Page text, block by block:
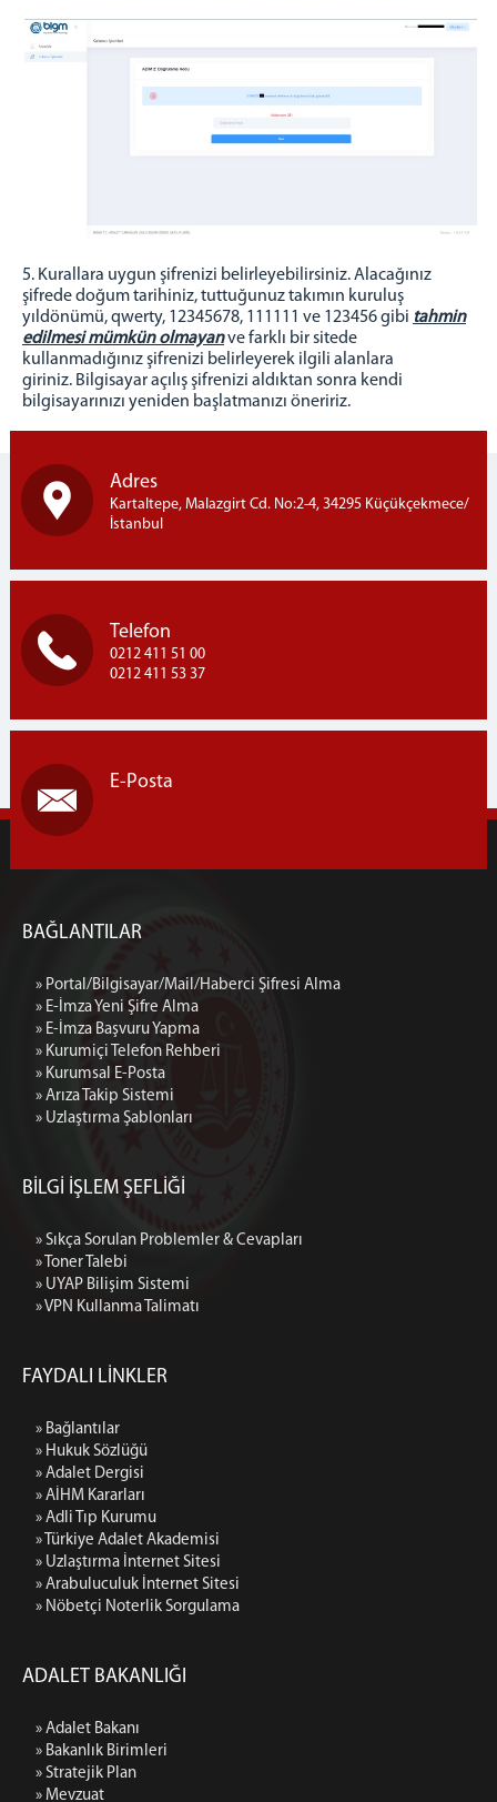
5. Kurallara uygun şifrenizi belirleyebilirsiniz. Alacağınız
şifrede doğum tarihiniz, tuttuğunuz takımın kuruluş
yıldönümü, qwerty, 12345678, 111111 ve 123456 gibi tahmin
edilmesi mümkün olmayanve farklı bir sitede
kullanmadığınız şifrenizi belirleyerek ilgili alanlara
giriniz. Bilgisayar açılış şifrenizi aldıktan sonra kendi
bilgisayarınızı yeniden başlatmanızı öneririz.
Adres
Kartaltepe, Malazgirt Cd. No:2-4, 34295 Küçükçekmece/
İstanbul
Telefon
0212 411 51 00
0212 411 53 37
E-Posta
BAĞLANTILAR
» Portal/Bilgisayar/Mail/Haberci Şifresi Alma
» E-İmza Yeni Şifre Alma
» E-İmza Başvuru Yapma
» Kurumiçi Telefon Rehberi
» Kurumsal E-Posta
» Arıza Takip Sistemi
» Uzlaştırma Şablonları
BİLGİ İŞLEM ŞEFLİĞİ
» Sıkça Sorulan Problemler & Cevapları
» Toner Talebi
» UYAP Bilişim Sistemi
» VPN Kullanma Talimatı
FAYDALI LİNKLER
» Bağlantılar
» Hukuk Sözlüğü
» Adalet Dergisi
» AİHM Kararları
» Adli Tıp Kurumu
» Türkiye Adalet Akademisi
» Uzlaştırma İnternet Sitesi
» Arabuluculuk İnternet Sitesi
» Nöbetçi Noterlik Sorgulama
ADALET BAKANLIĞI
» Adalet Bakanı
» Bakanlık Birimleri
» Stratejik Plan
» Mevzuat